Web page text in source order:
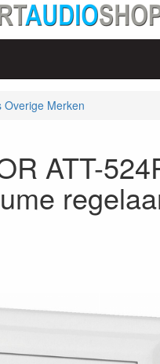
Overige Merken
ATT-